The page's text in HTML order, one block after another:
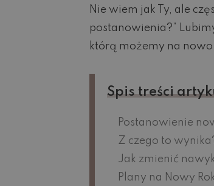
Nie wiem jak Ty, ale
postanowienia?”
którą możemy na
Spis treści
Postanowienie
Z czego to
Jak zmienić
Plany na Nowy